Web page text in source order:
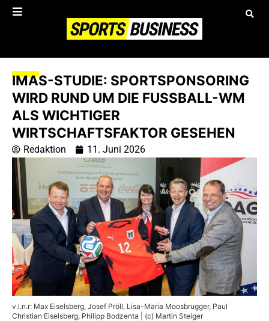
IMAS-STUDIE: SPORTSPONSORING
WIRD RUND UM DIE FUSSBALL-WM A
LS WICHTIGER W
IRTSCHAFTSFAKTOR GESEHEN
Redaktion 11. Juni 2026
v.l.n.r: Max Eiselsberg, Josef Pröll, Lisa-Maria Moosbrugger, Paul
Christian Eiselsberg, Philipp Bodzenta | (c) Martin Steiger